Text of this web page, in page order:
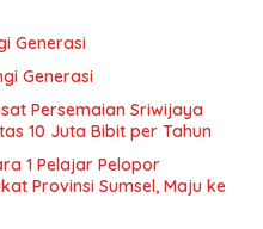
Generasi
Generasi
Persemaian Sriwijaya
10 Juta Bibit per Tahun
1 Pelajar Pelopor
Provinsi Sumsel, Maju ke